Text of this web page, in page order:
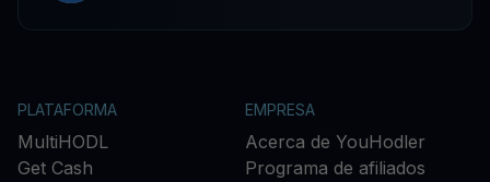
PLATAFORMA
MultiHODL
Get Cash
EMPRESA
Acerca de YouHodler
Programa de afiliados